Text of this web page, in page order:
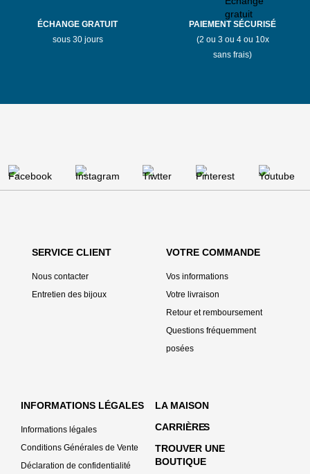
ÉCHANGE GRATUIT
sous 30 jours
PAIEMENT SÉCURISÉ
(2 ou 3 ou 4 ou 10x
sans frais)
SERVICE CLIENT
Nous contacter
Entretien des bijoux
VOTRE COMMANDE
Vos informations
Votre livraison
Retour et remboursement
Questions fréquemment
posées
INFORMATIONS LÉGALES
Informations légales
Conditions Générales de Vente
Déclaration de confidentialité
LA MAISON
CARRIÈRES
TROUVER UNE
BOUTIQUE